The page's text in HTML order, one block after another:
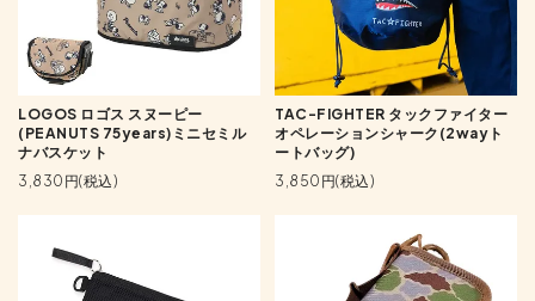
LOGOS ロゴス スヌーピー
(PEANUTS 75years)ミニセミル
ナバスケット
3,830円(税込)
TAC-FIGHTER タックファイター
オペレーションシャーク(2wayト
ートバッグ)
3,850円(税込)